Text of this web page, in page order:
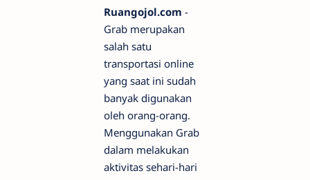
Ruangojol.com -
Grab merupakan
salah satu
transportasi online
yang saat ini sudah
banyak digunakan
oleh orang-orang.
Menggunakan Grab
dalam melakukan
aktivitas sehari-hari